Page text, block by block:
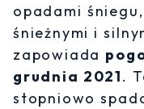
opadami
śnieżnymi i
zapowiada
grudnia 2021.
stopniowo